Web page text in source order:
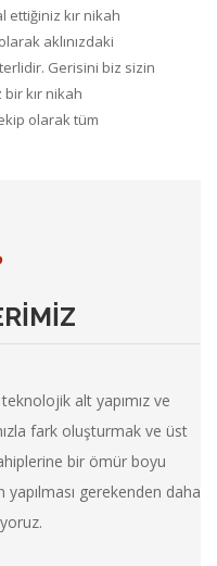
ettiğiniz kır nikah
aklınızdaki
Gerisini biz sizin
kır nikah
olarak tüm
alt yapımız ve
fark oluşturmak ve üst
bir ömür boyu
gerekenden daha